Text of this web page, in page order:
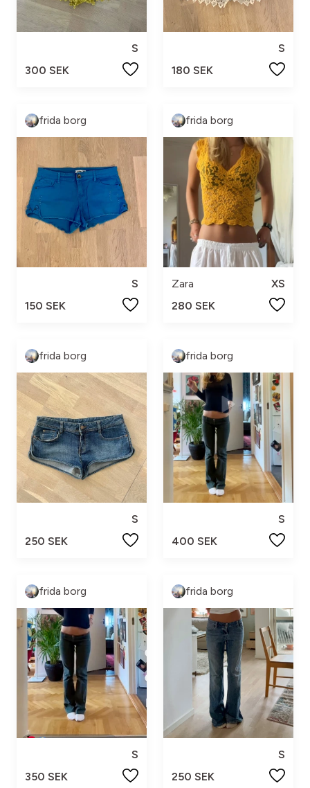
S
300 SEK
S
180 SEK
frida borg
S
150 SEK
frida borg
Zara
XS
280 SEK
frida borg
S
250 SEK
frida borg
S
400 SEK
frida borg
S
350 SEK
frida borg
S
250 SEK